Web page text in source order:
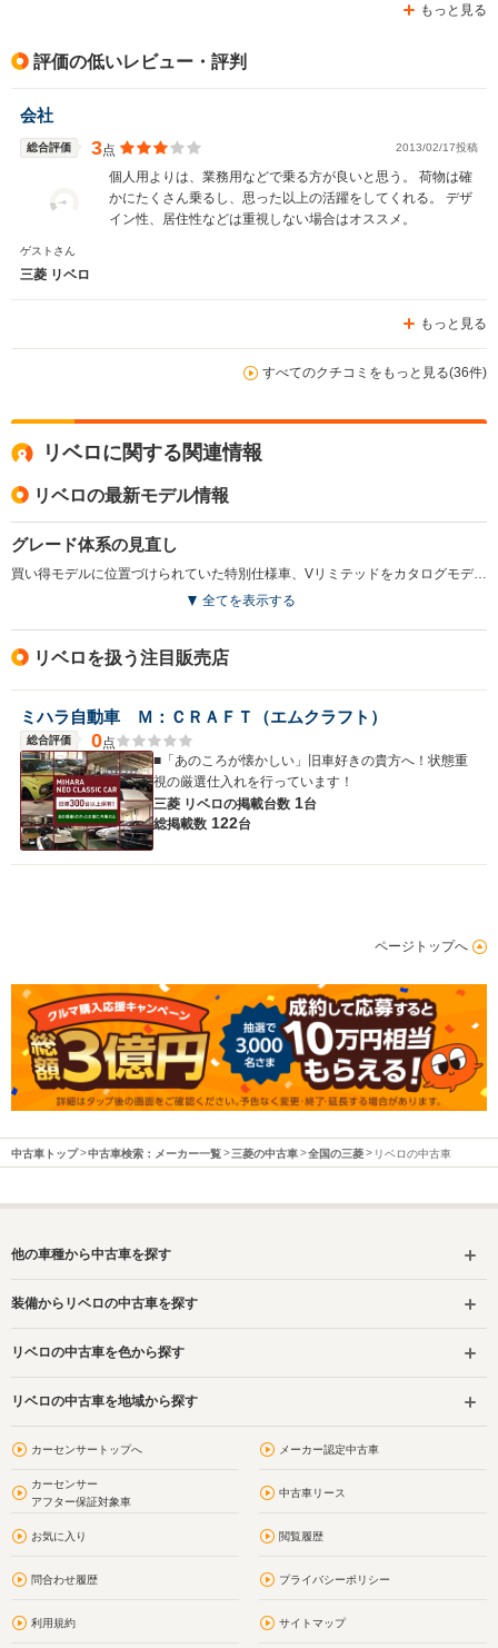
もっと見る
評価の低いレビュー・評判
会社
総合評価 3点 2013/02/17投稿
個人用よりは、業務用などで乗る方が良いと思う。 荷物は確
かにたくさん乗るし、思った以上の活躍をしてくれる。 デザ
イン性、居住性などは重視しない場合はオススメ。
ゲストさん
三菱 リベロ
もっと見る
すべてのクチコミをもっと見る(36件)
リベロに関する関連情報
リベロの最新モデル情報
グレード体系の見直し
買い得モデルに位置づけられていた特別仕様車、Vリミテッドをカタログモデル化すると同時に4WDも設定。2WDは1.6L、4WDは1.8Lのいずれもガソリンエンジンを搭載する。(1999.7)
全てを表示する
リベロを扱う注目販売店
ミハラ自動車 Ｍ：ＣＲＡＦＴ（エムクラフト）
総合評価 0点
■「あのころが懐かしい」旧車好きの貴方へ！状態重
視の厳選仕入れを行っています！
三菱 リベロの掲載台数 1台
総掲載数 122台
ページトップへ
中古車トップ 中古車検索：メーカー一覧 三菱の中古車 全国の三菱 リベロの中古車
他の車種から中古車を探す
装備からリベロの中古車を探す
リベロの中古車を色から探す
リベロの中古車を地域から探す
カーセンサートップへ メーカー認定中古車
カーセンサー
アフター保証対象車
中古車リース
お気に入り 閲覧履歴
問合わせ履歴 プライバシーポリシー
利用規約 サイトマップ